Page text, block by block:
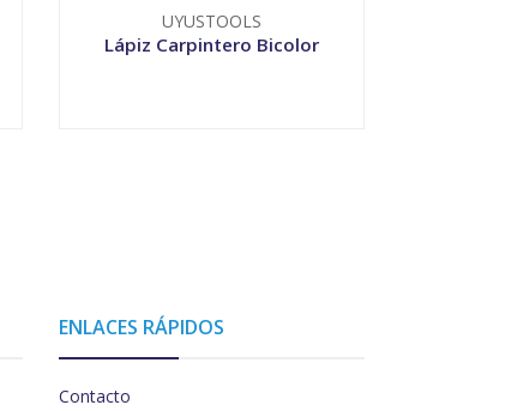
UYUSTOOLS
Lápiz Carpintero Bicolor
ENLACES RÁPIDOS
Contacto